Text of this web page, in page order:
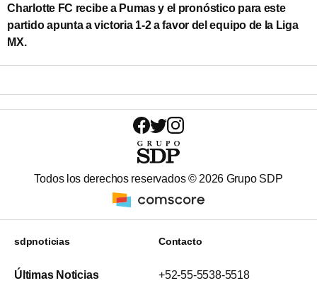
Charlotte FC recibe a Pumas y el pronóstico para este
partido apunta a victoria 1-2 a favor del equipo de la Liga
MX.
Todos los derechos reservados ©2026 Grupo SDP
sdpnoticias
Últimas Noticias
Contacto
+52-55-5538-5518